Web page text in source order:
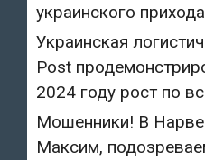
украинского
Украинская
Post
2024 году рост по
Мошенники! В
Максим,